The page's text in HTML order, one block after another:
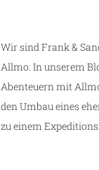
Wir sind Frank &
Allmo. In unserem
Abenteuern mit
den Umbau eines
zu einem